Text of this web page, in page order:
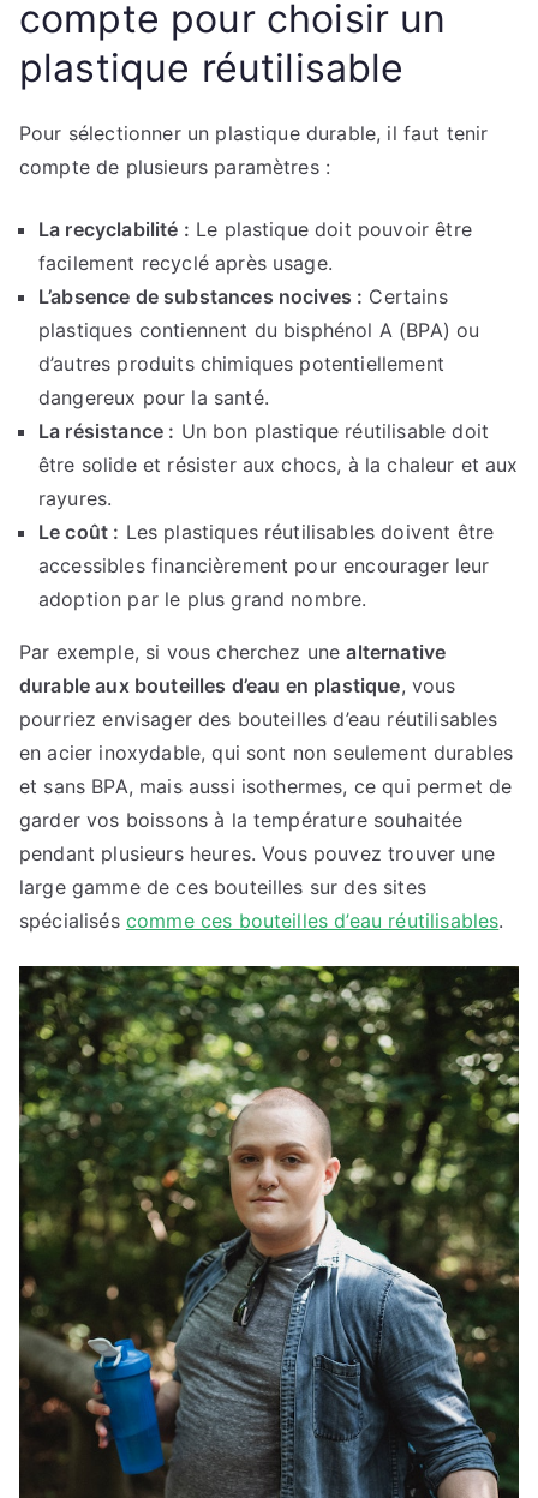
compte pour choisir un
plastique réutilisable
Pour sélectionner un plastique durable, il faut tenir
compte de plusieurs paramètres :
La recyclabilité : Le plastique doit pouvoir être
facilement recyclé après usage.
L’absence de substances nocives : Certains
plastiques contiennent du bisphénol A (BPA) ou
d’autres produits chimiques potentiellement
dangereux pour la santé.
La résistance : Un bon plastique réutilisable doit
être solide et résister aux chocs, à la chaleur et aux
rayures.
Le coût : Les plastiques réutilisables doivent être
accessibles financièrement pour encourager leur
adoption par le plus grand nombre.
Par exemple, si vous cherchez unealternative
durable aux bouteilles d’eau en plastique, vous
pourriez envisager des bouteilles d’eau réutilisables
en acier inoxydable, qui sont non seulement durables
et sans BPA, mais aussi isothermes, ce qui permet de
garder vos boissons à la température souhaitée
pendant plusieurs heures. Vous pouvez trouver une
large gamme de ces bouteilles sur des sites
spécialisés comme ces bouteilles d’eau réutilisables.